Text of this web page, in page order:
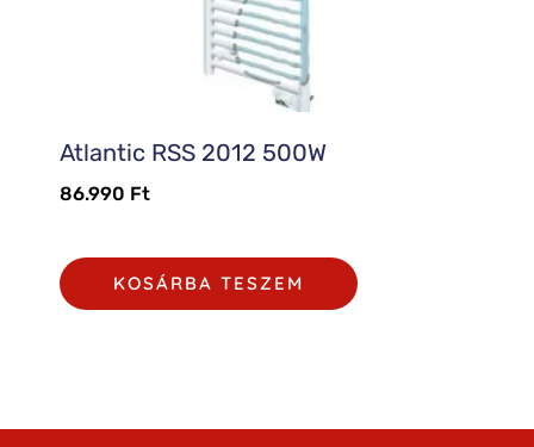
Atlantic RSS 2012 500W
86.990 Ft
KOSÁRBA TESZEM